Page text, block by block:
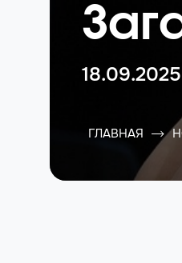
18.09.2025
ГЛАВНАЯ